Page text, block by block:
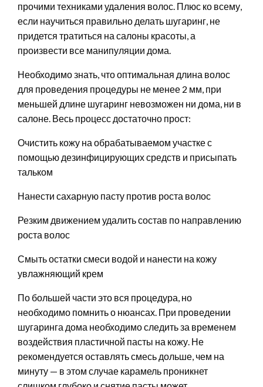
прочими техниками удаления волос. Плюс ко всему,
если научиться правильно делать шугаринг, не
придется тратиться на салоны красоты, а
произвести все манипуляции дома.
Необходимо знать, что оптимальная длина волос
для проведения процедуры не менее 2 мм, при
меньшей длине шугаринг невозможен ни дома, ни в
салоне. Весь процесс достаточно прост:
Очистить кожу на обрабатываемом участке с
помощью дезинфицирующих средств и присыпать
тальком
Нанести сахарную пасту против роста волос
Резким движением удалить состав по направлению
роста волос
Смыть остатки смеси водой и нанести на кожу
увлажняющий крем
По большей части это вся процедура, но
необходимо помнить о нюансах. При проведении
шугаринга дома необходимо следить за временем
воздействия пластичной пасты на кожу. Не
рекомендуется оставлять смесь дольше, чем на
минуту — в этом случае карамель проникнет